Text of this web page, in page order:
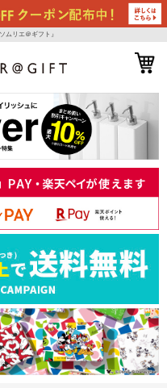
ムリエ＠ギフト』